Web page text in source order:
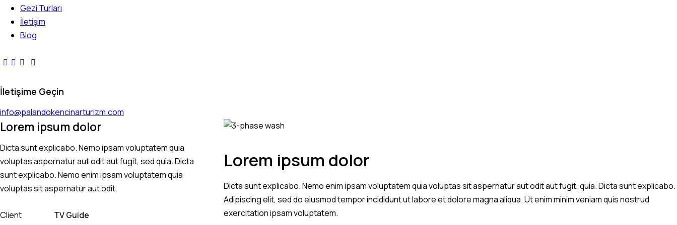
Gezi Turları
İletişim
Blog
İletişime Geçin
info@palandokencinarturizm.com
Lorem ipsum dolor
Dicta sunt explicabo. Nemo ipsam voluptatem quia
voluptas aspernatur aut odit aut fugit, sed quia. Dicta
sunt explicabo. Nemo enim ipsam voluptatem quia
voluptas sit aspernatur aut odit.
Client
TV Guide
Lorem ipsum dolor
Dicta sunt explicabo. Nemo enim ipsam voluptatem quia voluptas sit aspernatur aut odit aut fugit, quia. Dicta sunt explicabo.
Adipiscing elit, sed do eiusmod tempor incididunt ut labore et dolore magna aliqua. Ut enim minim veniam quis nostrud
exercitation ipsam voluptatem.